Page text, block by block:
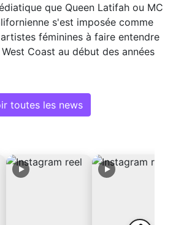
que Queen Latifah ou MC
s'est imposée comme
féminines à faire entendre
Coast au début des années
toutes les news